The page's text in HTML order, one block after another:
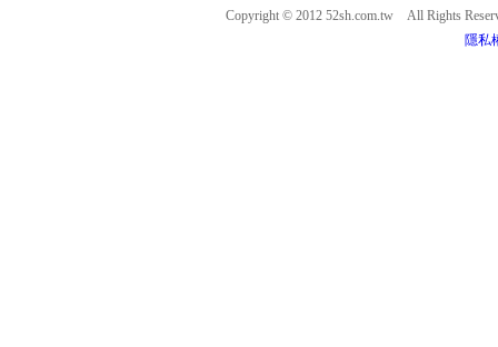
Copyright © 2012 52sh.com.tw All Rights
隱私